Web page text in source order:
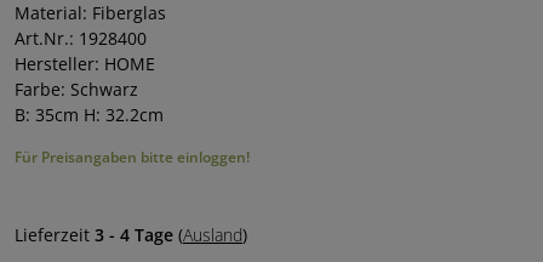
Material: Fiberglas
Art.Nr.: 1928400
Hersteller: HOME
Farbe: Schwarz
B: 35cm H: 32.2cm
Für Preisangaben bitte einloggen!
Lieferzeit 3 - 4 Tage (Ausland)